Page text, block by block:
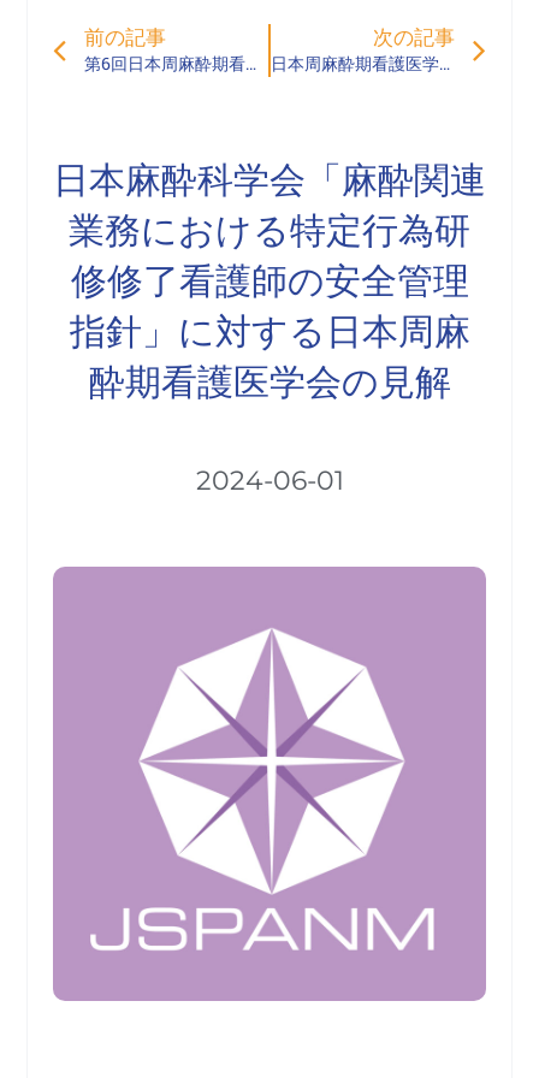
Prev
前の記事
第6回日本周麻酔期看護医学会学術集会 大会ホームページを公開しました。
次の記事
日本周麻酔期看護医学会 教育ガイドライン
日本麻酔科学会「麻酔関連
業務における特定行為研
修修了看護師の安全管理
指針」に対する日本周麻
酔期看護医学会の見解
2024-06-01